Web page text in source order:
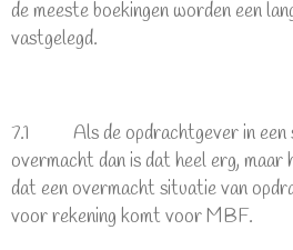
de meeste boekingen worden een
vastgelegd.
7.1 Als de opdrachtgever in een
overmacht dan is dat heel erg,
dat een overmacht situatie van
voor rekening komt voor MBF.